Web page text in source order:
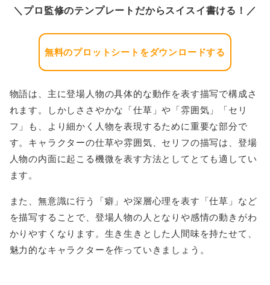
＼プロ監修のテンプレートだからスイスイ書ける！／
無料のプロットシートをダウンロードする
物語は、主に登場人物の具体的な動作を表す描写で構成さ
れます。しかしささやかな「仕草」や「雰囲気」「セリ
フ」も、より細かく人物を表現するために重要な部分で
す。キャラクターの仕草や雰囲気、セリフの描写は、登場
人物の内面に起こる機微を表す方法としてとても適してい
ます。
また、無意識に行う「癖」や深層心理を表す「仕草」など
を描写することで、登場人物の人となりや感情の動きがわ
かりやすくなります。生き生きとした人間味を持たせて、
魅力的なキャラクターを作っていきましょう。